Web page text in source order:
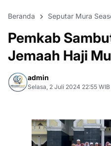
Beranda Seputar Mura
Pemkab
Jemaah Haji
admin
Selasa, 2 Juli 2024 22:55 WIB